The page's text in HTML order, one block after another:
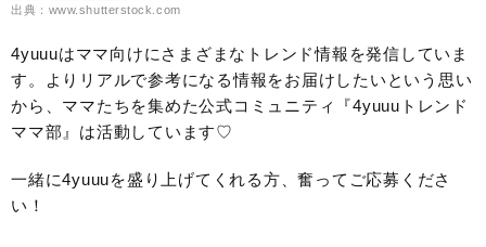
出典：www.shutterstock.com
4yuuuはママ向けにさまざまなトレンド情報を発信していま
す。よりリアルで参考になる情報をお届けしたいという思い
から、ママたちを集めた公式コミュニティ『4yuuuトレンド
ママ部』は活動しています♡
一緒に4yuuuを盛り上げてくれる方、奮ってご応募くださ
い！